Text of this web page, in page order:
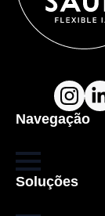
Navegação
Soluções